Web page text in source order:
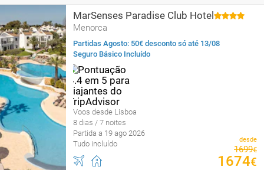
MarSenses Paradise Club Hotel
Menorca
Partidas Agosto: 50€ desconto só até 13/08
Seguro Básico Incluído
Voos desde Lisboa
8 dias / 7 noites
Partida a 19 ago 2026
Tudo incluído
desde
1699€
1674€